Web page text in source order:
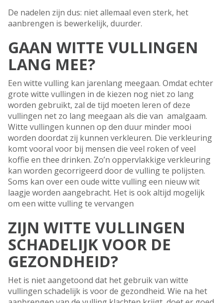
De nadelen zijn dus: niet allemaal even sterk, het
aanbrengen is bewerkelijk, duurder.
GAAN WITTE VULLINGEN
LANG MEE?
Een witte vulling kan jarenlang meegaan. Omdat echter
grote witte vullingen in de kiezen nog niet zo lang
worden gebruikt, zal de tijd moeten leren of deze
vullingen net zo lang meegaan als die van amalgaam.
Witte vullingen kunnen op den duur minder mooi
worden doordat zij kunnen verkleuren. Die verkleuring
komt vooral voor bij mensen die veel roken of veel
koffie en thee drinken. Zo’n oppervlakkige verkleuring
kan worden gecorrigeerd door de vulling te polijsten.
Soms kan over een oude witte vulling een nieuw wit
laagje worden aangebracht. Het is ook altijd mogelijk
om een witte vulling te vervangen
ZIJN WITTE VULLINGEN
SCHADELIJK VOOR DE
GEZONDHEID?
Het is niet aangetoond dat het gebruik van witte
vullingen schadelijk is voor de gezondheid. Wie na het